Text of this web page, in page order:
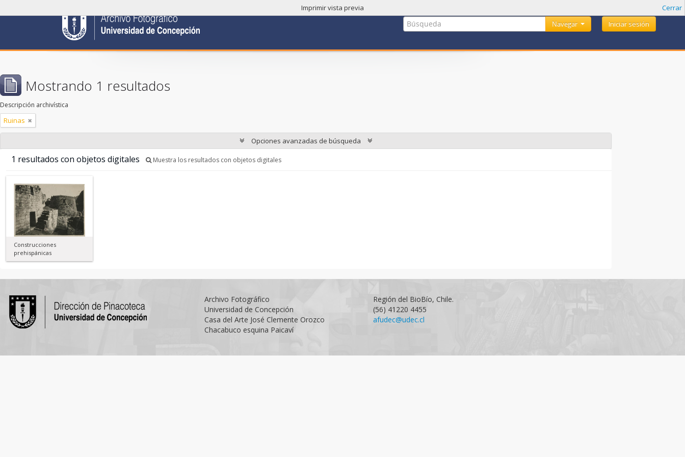
Iniciar sesión
Navegar
Imprimir vista previa Cerrar
Mostrando 1 resultados
Descripción archivística
Ruinas
Opciones avanzadas de búsqueda
1 resultados con objetos digitales Muestra los resultados con objetos digitales
Construcciones
prehispánicas
Archivo Fotográfico
Universidad de Concepción
Casa del Arte José Clemente Orozco
Chacabuco esquina Paicaví
Región del BioBío, Chile.
(56) 41220 4455
afudec@udec.cl